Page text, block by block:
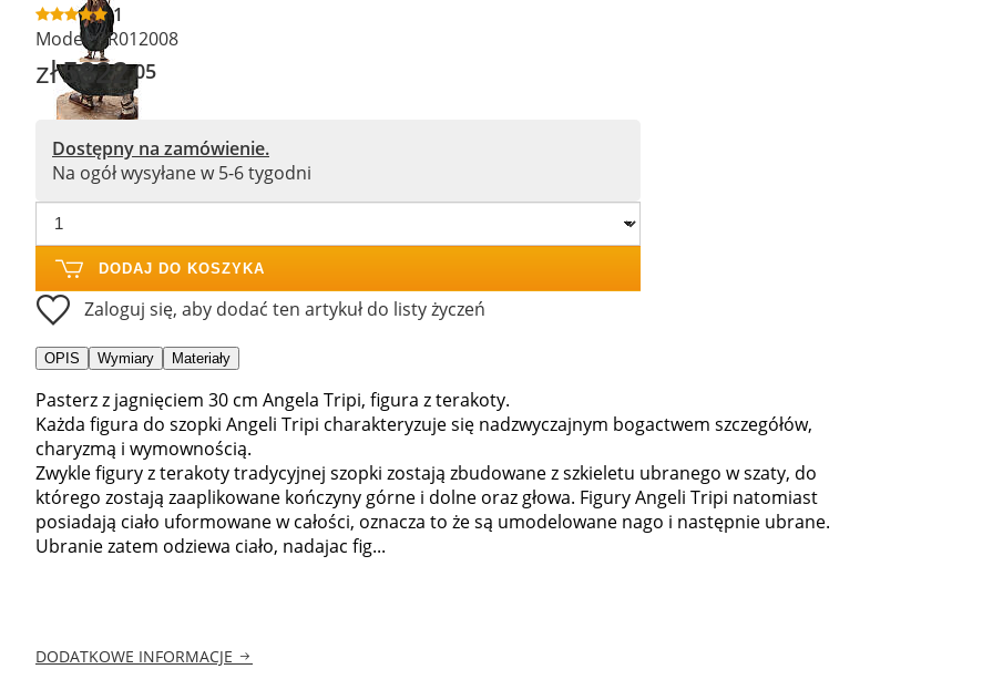
1
Model:PR012008
zł5822,05
Dostępny na zamówienie.
Na ogół wysyłane w 5-6 tygodni
DODAJ DO KOSZYKA
Zaloguj się, aby dodać ten artykuł do listy życzeń
OPIS Wymiary Materiały
Pasterz z jagnięciem 30 cm Angela Tripi, figura z terakoty.
Każda figura do szopki Angeli Tripi charakteryzuje się nadzwyczajnym bogactwem szczegółów,
charyzmą i wymownością.
Zwykle figury z terakoty tradycyjnej szopki zostają zbudowane z szkieletu ubranego w szaty, do
którego zostają zaaplikowane kończyny górne i dolne oraz głowa. Figury Angeli Tripi natomiast
posiadają ciało uformowane w całości, oznacza to że są umodelowane nago i następnie ubrane.
Ubranie zatem odziewa ciało, nadajac fig...
DODATKOWE INFORMACJE